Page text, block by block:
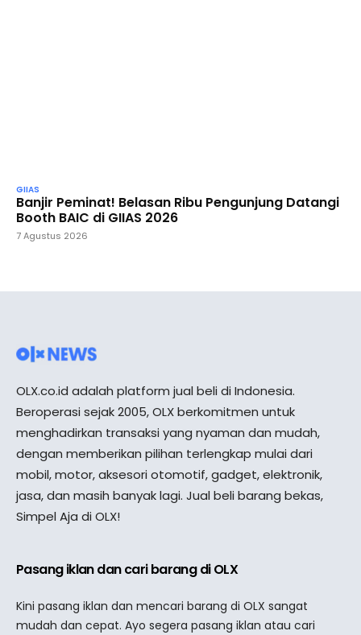
GIIAS
Banjir Peminat! Belasan Ribu Pengunjung Datangi
Booth BAIC di GIIAS 2026
7 Agustus 2026
OLX.co.id adalah platform jual beli di Indonesia.
Beroperasi sejak 2005, OLX berkomitmen untuk
menghadirkan transaksi yang nyaman dan mudah,
dengan memberikan pilihan terlengkap mulai dari
mobil, motor, aksesori otomotif, gadget, elektronik,
jasa, dan masih banyak lagi. Jual beli barang bekas,
Simpel Aja di OLX!
Pasang iklan dan cari barang di OLX
Kini pasang iklan dan mencari barang di OLX sangat
mudah dan cepat. Ayo segera pasang iklan atau cari